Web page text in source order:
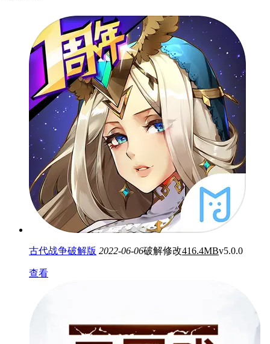
古代战争破解版 2022-06-06破解修改416.4MBv5.0.0
查看